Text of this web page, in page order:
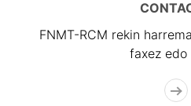
FNMT-RCM rekin
faxez edo